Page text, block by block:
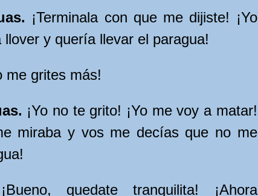
¡Terminala con que me dijiste! ¡Yo
y quería llevar el paragua!
me grites más!
¡Yo no te grito! ¡Yo me voy a matar!
miraba y vos me decías que no me
¡Bueno, quedate tranquilita! ¡Ahora